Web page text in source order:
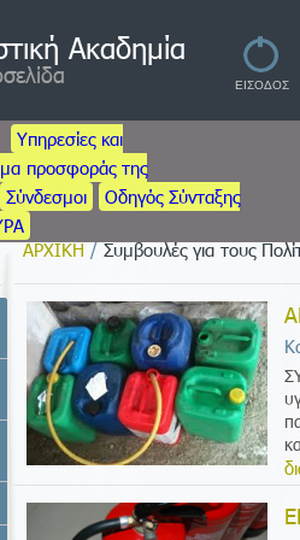
Ακαδημία
ΑΡΧΙΚΗ/Συμβουλές για τους
Υπηρεσίες και
προσφοράς της
Σύνδεσμοι
Οδηγός Σύνταξης